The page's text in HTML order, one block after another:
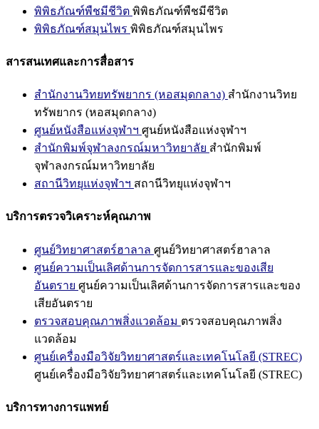
พิพิธภัณฑ์พืชมีชีวิต พิพิธภัณฑ์พืชมีชีวิต
พิพิธภัณฑ์สมุนไพร พิพิธภัณฑ์สมุนไพร
สารสนเทศและการสื่อสาร
สำนักงานวิทยทรัพยากร (หอสมุดกลาง) สำนักงานวิทย
ทรัพยากร (หอสมุดกลาง)
ศูนย์หนังสือแห่งจุฬาฯ ศูนย์หนังสือแห่งจุฬาฯ
สำนักพิมพ์จุฬาลงกรณ์มหาวิทยาลัย สำนักพิมพ์
จุฬาลงกรณ์มหาวิทยาลัย
สถานีวิทยุแห่งจุฬาฯ สถานีวิทยุแห่งจุฬาฯ
บริการตรวจวิเคราะห์คุณภาพ
ศูนย์วิทยาศาสตร์ฮาลาล ศูนย์วิทยาศาสตร์ฮาลาล
ศูนย์ความเป็นเลิศด้านการจัดการสารและของเสีย
อันตราย ศูนย์ความเป็นเลิศด้านการจัดการสารและของ
เสียอันตราย
ตรวจสอบคุณภาพสิ่งแวดล้อม ตรวจสอบคุณภาพสิ่ง
แวดล้อม
ศูนย์เครื่องมือวิจัยวิทยาศาสตร์และเทคโนโลยี (STREC)
ศูนย์เครื่องมือวิจัยวิทยาศาสตร์และเทคโนโลยี (STREC)
บริการทางการแพทย์